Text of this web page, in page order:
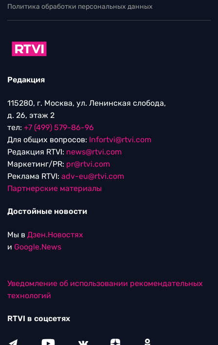
Политика обработки персональных данных
Редакция
115280, г. Москва, ул. Ленинская слобода,
д. 26, этаж 2
тел: +7 (499) 579-86-96
Для общих вопросов: Infortvi@rtvi.com
Редакция RTVI: news@rtvi.com
Маркетинг/PR: pr@rtvi.com
Реклама RTVI: adv-eu@rtvi.com
Партнерские материалы
Достойные новости
Мы в Дзен.Новостях
и Google.News
Уведомление об использовании рекомендательных
технологий
RTVI в соцсетях